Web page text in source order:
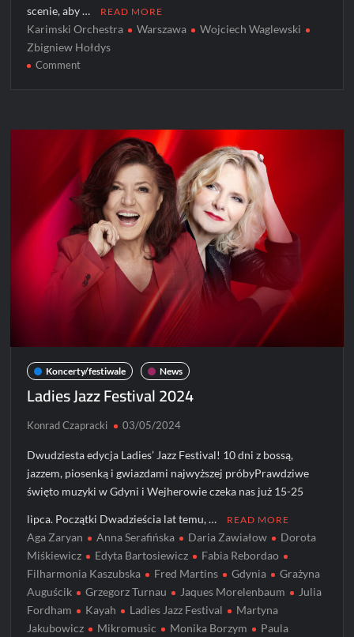
scenie, aby … READ MORE
Karimski Orchestra Warszawa
Wojciech Waglewski
Zbigniew Hołdys
Commenton
/
KARIMSKI
ORCHESTRA
Koncerty/festiwale News
Ladies Jazz Festival 2024
Konrad Czapracki 03/05/2024
Dwudziesta edycja Ladies’ Jazz Festival! 10 dni z bossą,
jazzem, piosenką i gwiazdami najwyższej próbyPrawdziwe
święto muzyki w Gdyni i Wejherowie czeka nas już 15-25
lipca. Początki Dwadzieścia lat temu, … READ MORE
Aga Zaryan Anna Serafińska Daria Zawiałow
Dorota
Miśkiewicz
Edyta Bartosiewicz
Fabia Rebordao
Filharmonia Kaszubska
Fred Martins Gdynia
Grażyna
Auguścik
Grzegorz Turnau Jaques Morelenbaum
Julia
Fordham
Kayah Ladies Jazz Festival
Martyna
Jakubowicz
Mikromusic Monika Borzym
Paula